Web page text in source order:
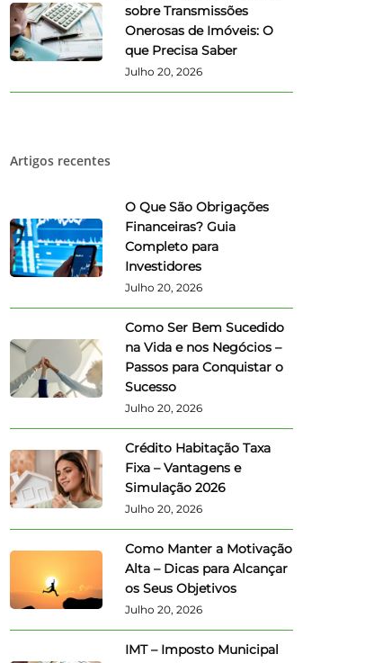
sobre Transmissões
Onerosas de Imóveis: O
que Precisa Saber
Julho 20, 2026
Artigos recentes
O Que São Obrigações
Financeiras? Guia
Completo para
Investidores
Julho 20, 2026
Como Ser Bem Sucedido
na Vida e nos Negócios –
Passos para Conquistar o
Sucesso
Julho 20, 2026
Crédito Habitação Taxa
Fixa – Vantagens e
Simulação 2026
Julho 20, 2026
Como Manter a Motivação
Alta – Dicas para Alcançar
os Seus Objetivos
Julho 20, 2026
IMT – Imposto Municipal